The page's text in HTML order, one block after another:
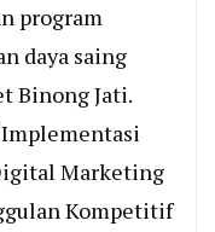
program
daya saing
Binong Jati.
Marketing
Kompetitif